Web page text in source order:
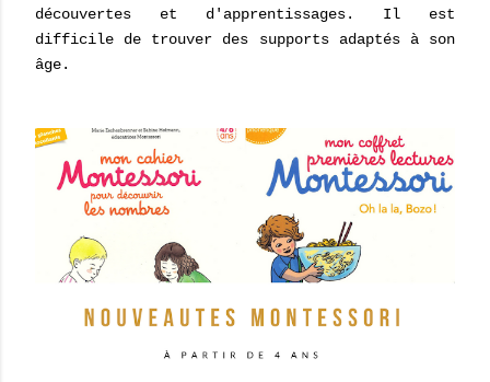
découvertes et d'apprentissages. Il est
difficile de trouver des supports adaptés à son
âge.